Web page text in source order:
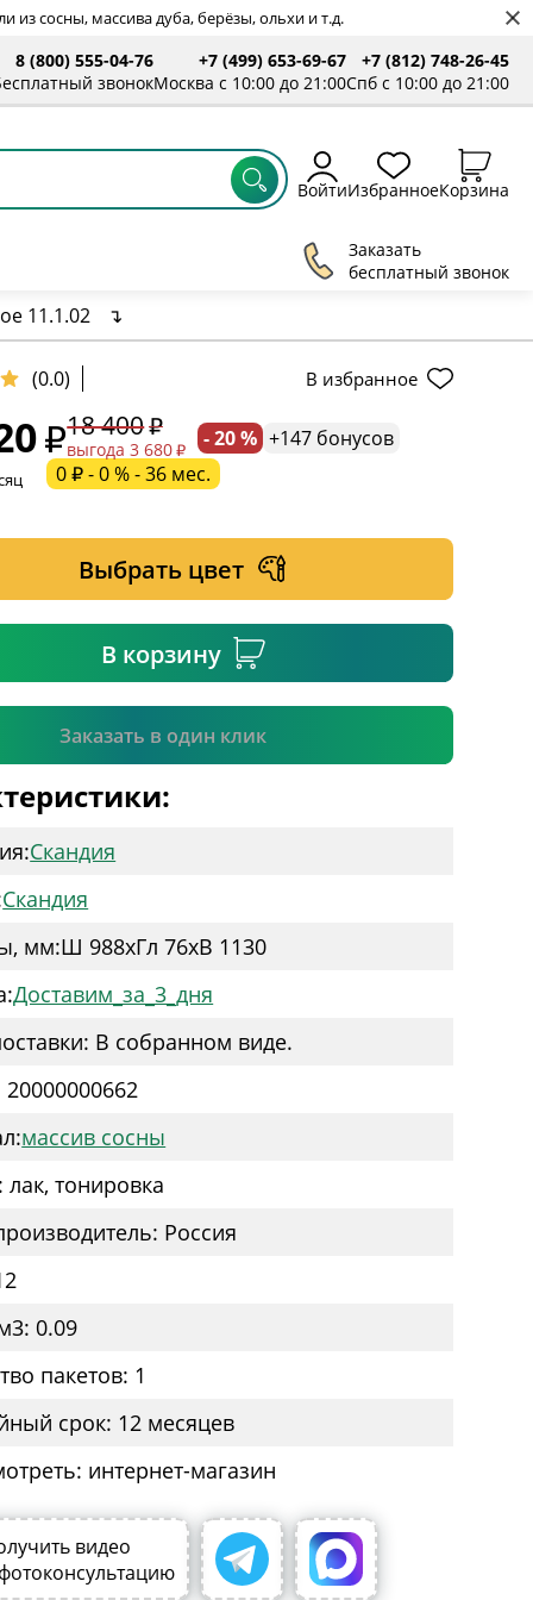
сосны, массива дуба, берёзы, ольхи и т.д.
8 (800) 555-04-76
звонок
+7 (499) 653-69-67
Москва с 10:00 до 21:00
+7 (812) 748-26-45
Спб с 10:00 до 21:00
ВойтиИзбранноеКорзина
Заказать
бесплатный звонок
11.1.02 ↴
(0.0) В избранное
18 400
выгода 3 680 - 20 % +147 бонусов
0 ₽ - 0 % - 36 мес.
Выбрать цвет
В корзину
Заказать в один клик
поле
поле
Подтвердить
Скандия
Скандия
мм:Ш 988xГл 76xВ 1130
Доставим_за_3_дня
В собранном виде.
20000000662
массив сосны
лак, тонировка
Россия
0.09
пакетов: 1
срок: 12 месяцев
интернет-магазин
видео